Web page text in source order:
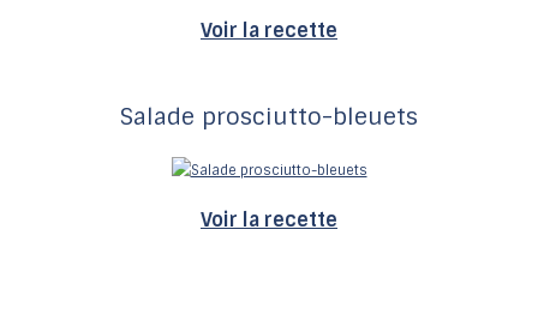
Voir la recette
Salade prosciutto-bleuets
Voir la recette